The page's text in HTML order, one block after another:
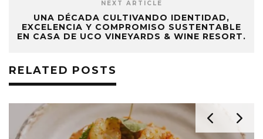
NEXT ARTICLE
UNA DÉCADA CULTIVANDO IDENTIDAD,
EXCELENCIA Y COMPROMISO SUSTENTABLE
EN CASA DE UCO VINEYARDS & WINE RESORT.
RELATED POSTS